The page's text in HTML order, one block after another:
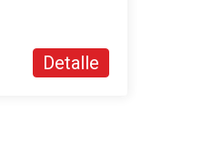
Detalle